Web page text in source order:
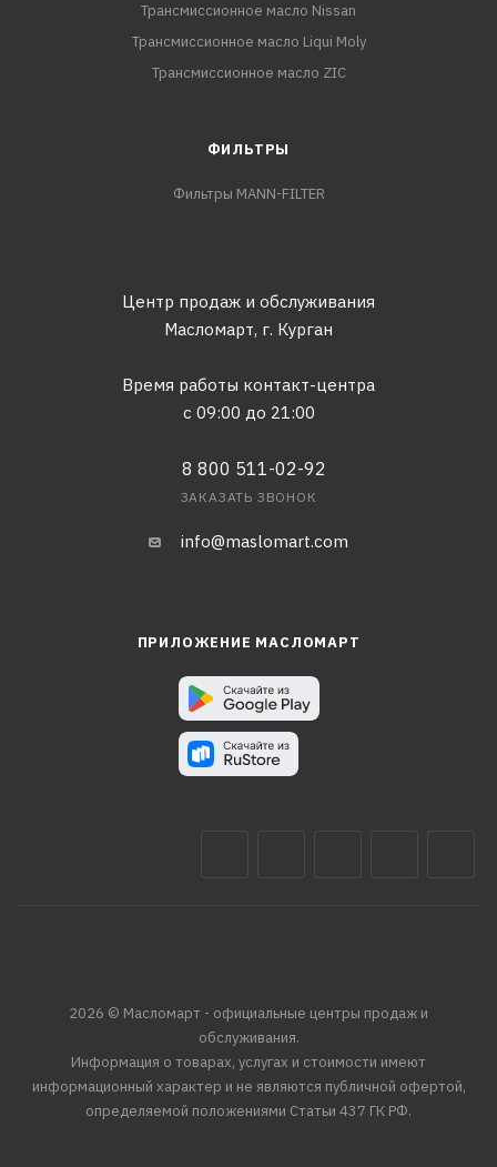
Трансмиссионное масло Nissan
Трансмиссионное масло Liqui Moly
Трансмиссионное масло ZIC
ФИЛЬТРЫ
Фильтры MANN-FILTER
Центр продаж и обслуживания
Масломарт, г. Курган
Время работы контакт-центра
с 09:00 до 21:00
8 800 511-02-92
ЗАКАЗАТЬ ЗВОНОК
info@maslomart.com
ПРИЛОЖЕНИЕ МАСЛОМАРТ
2026 © Масломарт - официальные центры продаж и
обслуживания.
Информация о товарах, услугах и стоимости имеют
информационный характер и не являются публичной офертой,
определяемой положениями Статьи 437 ГК РФ.